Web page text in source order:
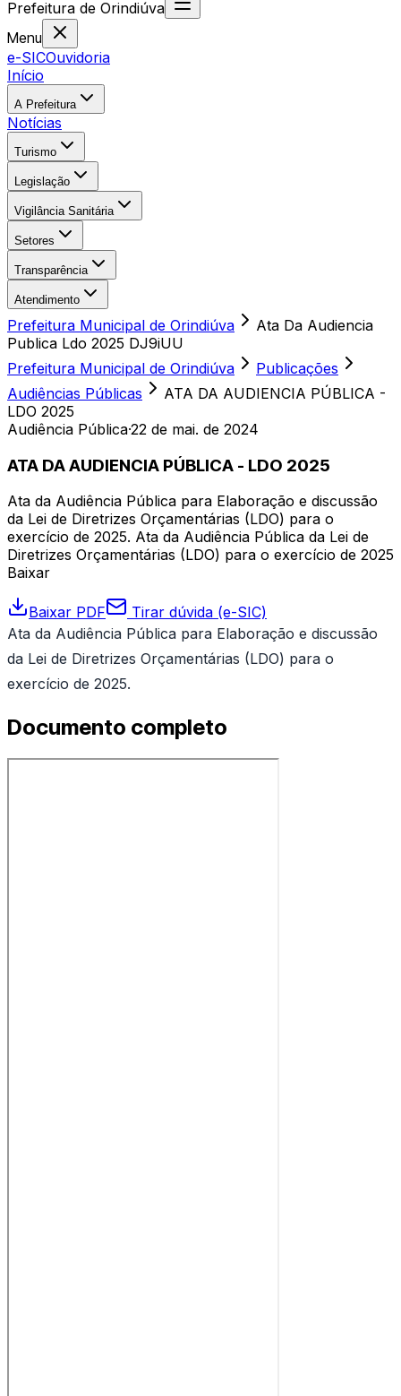
Prefeitura de Orindiúva
Menu
e-SICOuvidoria
Início
A Prefeitura
Notícias
Turismo
Legislação
Vigilância Sanitária
Setores
Transparência
Atendimento
Prefeitura Municipal de Orindiúva
Ata Da Audiencia
Publica Ldo 2025 DJ9iUU
Prefeitura Municipal de Orindiúva
Publicações
Audiências Públicas
ATA DA AUDIENCIA PÚBLICA -
LDO 2025
Audiência Pública·22 de mai. de 2024
ATA DA AUDIENCIA PÚBLICA - LDO 2025
Ata da Audiência Pública para Elaboração e discussão
da Lei de Diretrizes Orçamentárias (LDO) para o
exercício de 2025. Ata da Audiência Pública da Lei de
Diretrizes Orçamentárias (LDO) para o exercício de 2025
Baixar
Baixar PDF
Tirar dúvida (e-SIC)
Ata da Audiência Pública para Elaboração e discussão
da Lei de Diretrizes Orçamentárias (LDO) para o
exercício de 2025.
Documento completo